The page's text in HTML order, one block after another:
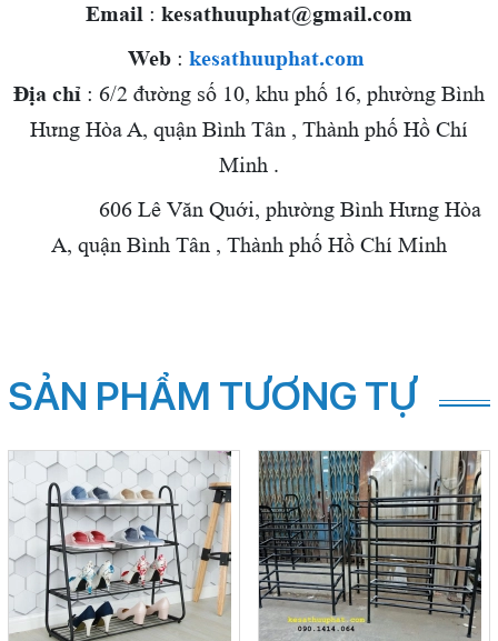
Email : kesathuuphat@gmail.com
Web : kesathuuphat.com
Địa chỉ : 6/2 đường số 10, khu phố 16, phường Bình
Hưng Hòa A, quận Bình Tân , Thành phố Hồ Chí
Minh .
606 Lê Văn Quới, phường Bình Hưng Hòa
A, quận Bình Tân , Thành phố Hồ Chí Minh
SẢN PHẨM TƯƠNG TỰ